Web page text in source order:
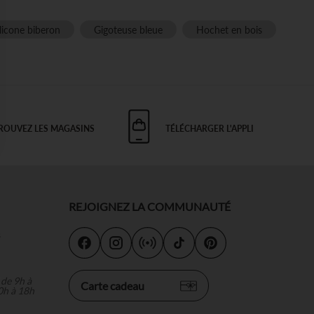
biberon Gigoteuse bleue
Hochet en bois
LES MAGASINS TÉLÉCHARGER L'APPLI
9h à
à 18h
REJOIGNEZ LA COMMUNAUTÉ
Carte cadeau